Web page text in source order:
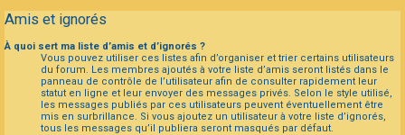
Amis et ignorés
À quoi sert ma liste d’amis et d’ignorés ?
Vous pouvez utiliser ces listes afin d’organiser et trier certains utilisateurs
du forum. Les membres ajoutés à votre liste d’amis seront listés dans le
panneau de contrôle de l’utilisateur afin de consulter rapidement leur
statut en ligne et leur envoyer des messages privés. Selon le style utilisé,
les messages publiés par ces utilisateurs peuvent éventuellement être
mis en surbrillance. Si vous ajoutez un utilisateur à votre liste d’ignorés,
tous les messages qu’il publiera seront masqués par défaut.